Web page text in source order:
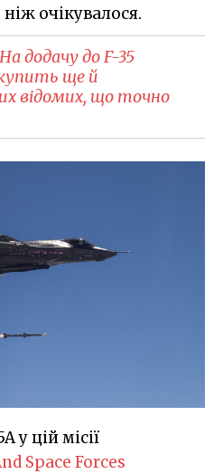
очікувалося.
На додачу до F-35
купить ще й
відомих, що точно
у цій місії
Space Forces